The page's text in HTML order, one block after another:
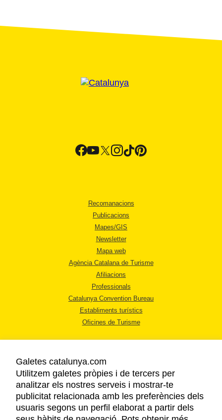
Recomanacions
Publicacions
Mapes/GIS
Newsletter
Mapa web
Agència Catalana de Turisme
Afiliacions
Professionals
Catalunya Convention Bureau
Establiments turístics
Oficines de Turisme
AVÍS LEGAL
POLÍTICA DE PRIVACITAT
COOKIES
Galetes catalunya.com
Utilitzem galetes pròpies i de tercers per
analitzar els nostres serveis i mostrar-te
publicitat relacionada amb les preferències dels
usuaris segons un perfil elaborat a partir dels